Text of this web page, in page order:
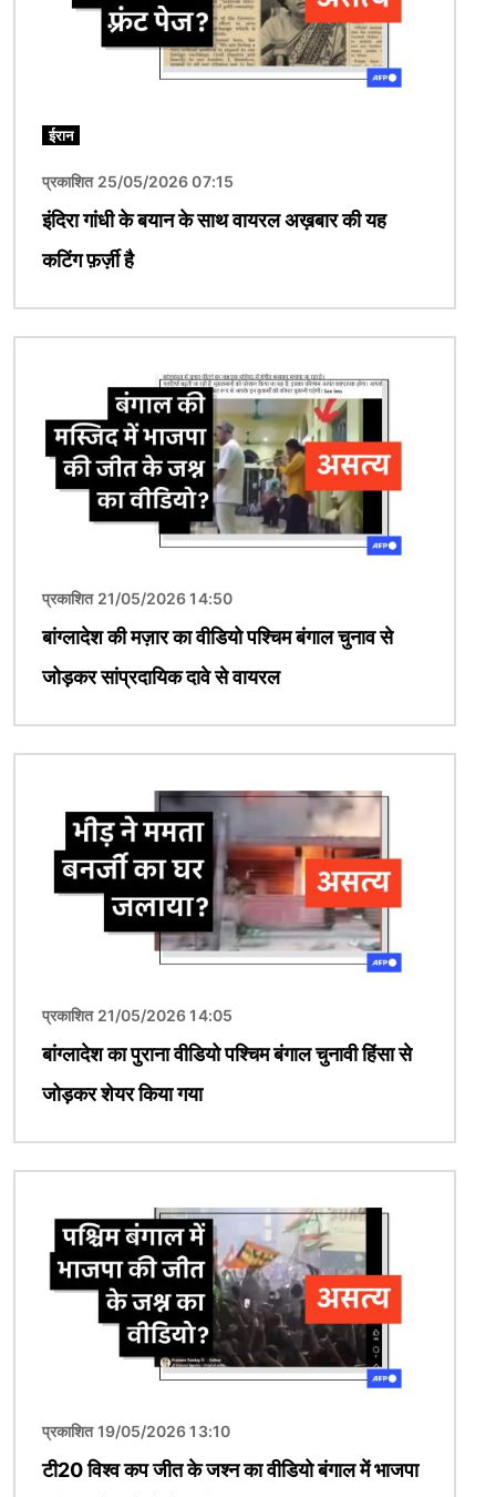
ईरान
प्रकाशित 25/05/2026 07:15
इंदिरा गांधी के बयान के साथ वायरल अख़बार की यह
कटिंग फ़र्ज़ी है
प्रकाशित 21/05/2026 14:50
बांग्लादेश की मज़ार का वीडियो पश्चिम बंगाल चुनाव से
जोड़कर सांप्रदायिक दावे से वायरल
प्रकाशित 21/05/2026 14:05
बांग्लादेश का पुराना वीडियो पश्चिम बंगाल चुनावी हिंसा से
जोड़कर शेयर किया गया
प्रकाशित 19/05/2026 13:10
टी20 विश्व कप जीत के जश्न का वीडियो बंगाल में भाजपा